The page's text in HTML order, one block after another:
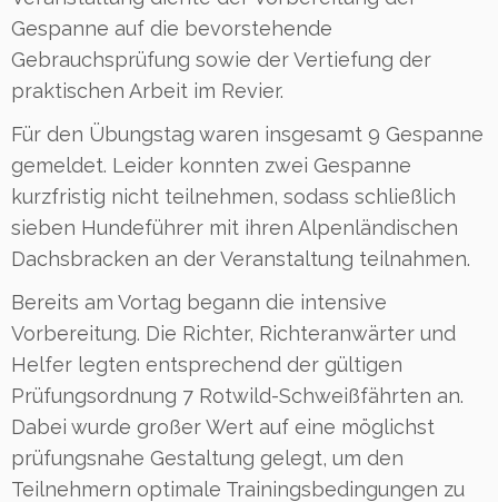
Gespanne auf die bevorstehende
Gebrauchsprüfung sowie der Vertiefung der
praktischen Arbeit im Revier.
Für den Übungstag waren insgesamt 9 Gespanne
gemeldet. Leider konnten zwei Gespanne
kurzfristig nicht teilnehmen, sodass schließlich
sieben Hundeführer mit ihren Alpenländischen
Dachsbracken an der Veranstaltung teilnahmen.
Bereits am Vortag begann die intensive
Vorbereitung. Die Richter, Richteranwärter und
Helfer legten entsprechend der gültigen
Prüfungsordnung 7 Rotwild-Schweißfährten an.
Dabei wurde großer Wert auf eine möglichst
prüfungsnahe Gestaltung gelegt, um den
Teilnehmern optimale Trainingsbedingungen zu